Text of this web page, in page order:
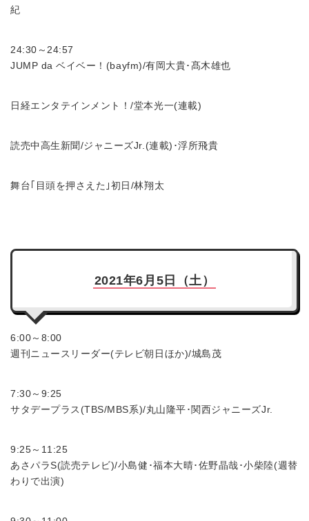
紀
24:30～24:57
JUMP da ベイベー！(bayfm)/有岡大貴･髙木雄也
日経エンタテインメント！/堂本光一(連載)
読売中高生新聞/ジャニーズJr.(連載)･浮所飛貴
舞台｢目頭を押さえた｣初日/林翔太
2021年6月5日（土）
6:00～8:00
週刊ニュースリーダー(テレビ朝日ほか)/城島茂
7:30～9:25
サタデープラス(TBS/MBS系)/丸山隆平･関西ジャニーズJr.
9:25～11:25
あさパラS(読売テレビ)/小島健･福本大晴･佐野晶哉･小柴陸(週替
わりで出演)